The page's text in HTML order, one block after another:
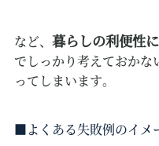
など、 暮らしの利便性
でしっかり考えておか
ってしまいます。
よくある失敗例のイメ